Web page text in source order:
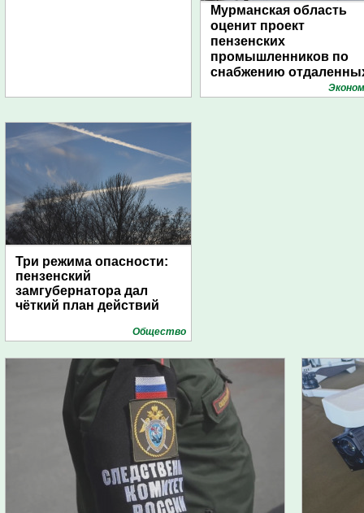
Мурманская область
оценит проект
пензенских
промышленников по
снабжению
поселений с помощью
Три режима опасности:
пензенский
замгубернатора дал
чёткий план действий
Общество